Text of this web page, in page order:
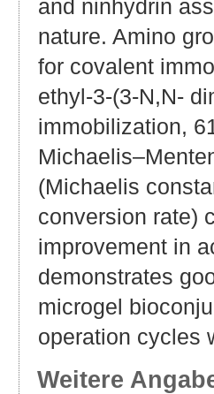
and ninhydrin
nature. Amino
for covalent
ethyl-3-(3-N,N-
immobilization,
(Michaelis
conversion rate)
improvement in
demonstrates
microgel
operation cycles
Weitere